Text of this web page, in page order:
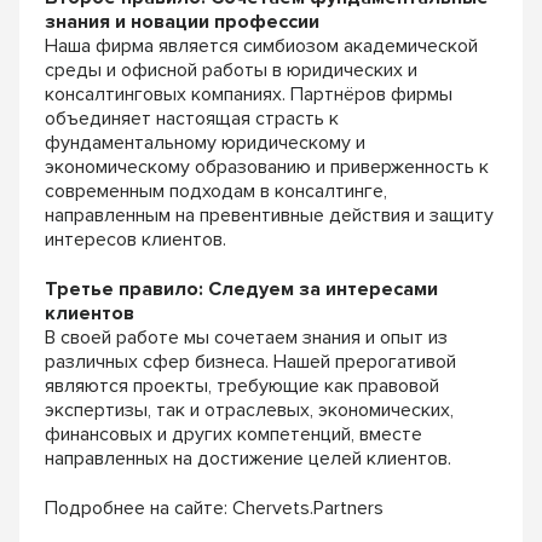
знания и новации профессии
Наша фирма является симбиозом академической
среды и офисной работы в юридических и
консалтинговых компаниях. Партнёров фирмы
объединяет настоящая страсть к
фундаментальному юридическому и
экономическому образованию и приверженность к
современным подходам в консалтинге,
направленным на превентивные действия и защиту
интересов клиентов.
Третье правило: Следуем за интересами
клиентов
В своей работе мы сочетаем знания и опыт из
различных сфер бизнеса. Нашей прерогативой
являются проекты, требующие как правовой
экспертизы, так и отраслевых, экономических,
финансовых и других компетенций, вместе
направленных на достижение целей клиентов.
Подробнее на сайте: Сhervets.Partners